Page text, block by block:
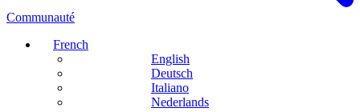
Communauté
French
English
Deutsch
Italiano
Nederlands